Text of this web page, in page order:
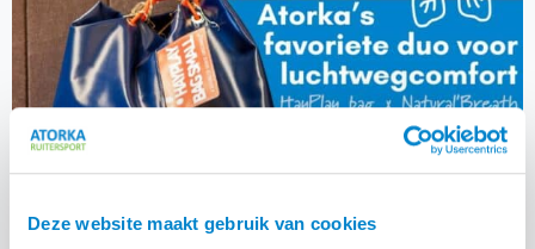
Deze website maakt gebruik van cookies